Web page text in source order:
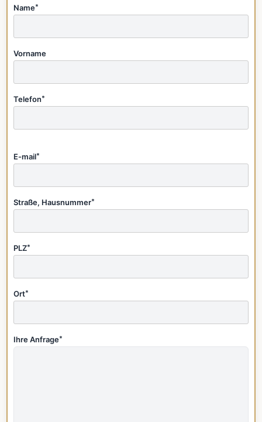
Name*
Vorname
Telefon*
E-mail*
Straße, Hausnummer*
PLZ*
Ort*
Ihre Anfrage*